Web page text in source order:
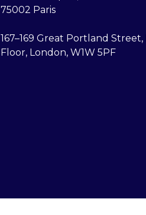
75002 Paris
167–169 Great Portland
Floor, London, W1W 5PF